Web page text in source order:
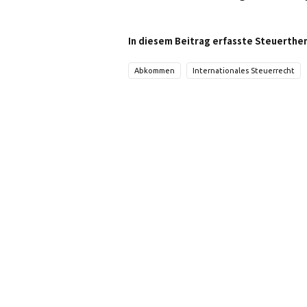
In diesem Beitrag erfasste
Abkommen Internationales Steuerrecht